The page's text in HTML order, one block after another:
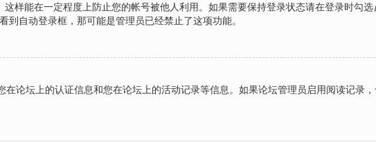
样能在一定程度上防止您的帐号被他人利用。如果需要保持登录状态请在登录时勾选
自动登录框，那可能是管理员已经禁止了这项功能。
论坛上的认证信息和您在论坛上的活动记录等信息。如果论坛管理员启用阅读记录